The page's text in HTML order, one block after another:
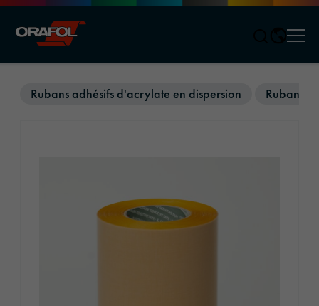
Rubans adhésifs d'acrylate en dispersion Rubans